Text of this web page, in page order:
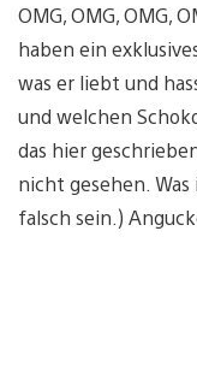
OMG, OMG, OMG,
haben ein
was er liebt und
und welchen
das hier
nicht gesehen.
falsch sein.)